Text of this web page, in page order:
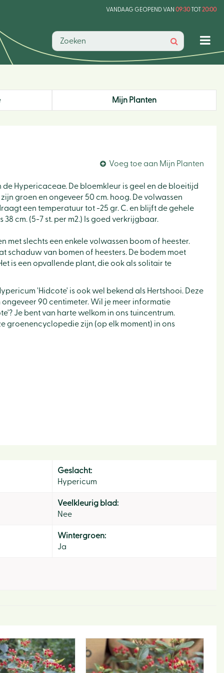
VANDAAG GEOPEND VAN 09:30TOT20:00
Ons
Mijn Planten
Voeg toe aan Mijn Planten
de Hypericaceae. De bloemkleur is geel en de bloeitijd
groen en ongeveer 50 cm. hoog. De volwassen
een temperatuur tot -25 gr. C. en blijft de gehele
cm. (5-7 st. per m2.) Is goed verkrijgbaar.
met slechts een enkele volwassen boom of heester.
schaduw van bomen of heesters. De bodem moet
is een opvallende plant, die ook als solitair te
'Hidcote' is ook wel bekend als Hertshooi. Deze
90 centimeter. Wil je meer informatie
Je bent van harte welkom in ons tuincentrum.
groenencyclopedie zijn (op elk moment) in ons
Geslacht:
Hypericum
Veelkleurig blad:
Nee
Wintergroen:
Ja